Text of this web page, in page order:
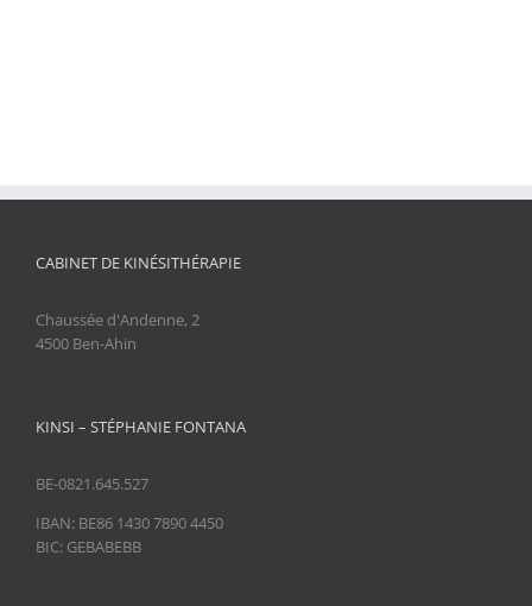
CABINET DE KINÉSITHÉRAPIE
Chaussée d'Andenne, 2
4500 Ben-Ahin
KINSI – STÉPHANIE FONTANA
BE-0821.645.527
IBAN: BE86 1430 7890 4450
BIC: GEBABEBB